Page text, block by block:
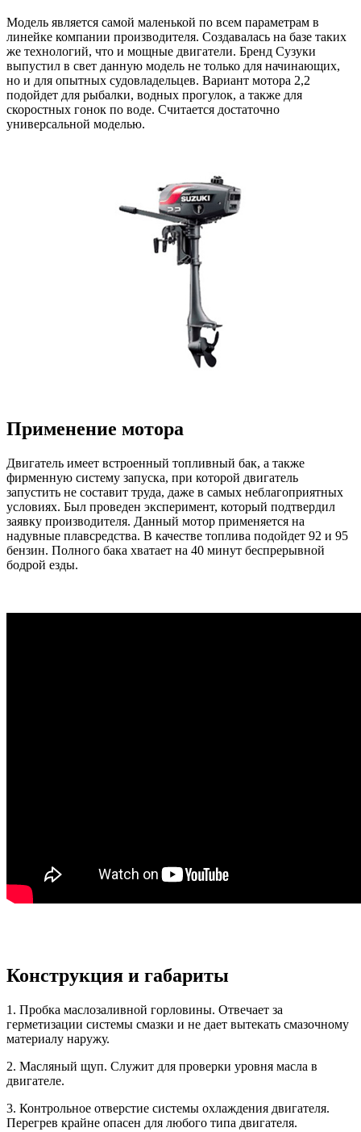
Модель является самой маленькой по всем параметрам в
линейке компании производителя. Создавалась на базе таких
же технологий, что и мощные двигатели. Бренд Сузуки
выпустил в свет данную модель не только для начинающих,
но и для опытных судовладельцев. Вариант мотора 2,2
подойдет для рыбалки, водных прогулок, а также для
скоростных гонок по воде. Считается достаточно
универсальной моделью.
Применение мотора
Двигатель имеет встроенный топливный бак, а также
фирменную систему запуска, при которой двигатель
запустить не составит труда, даже в самых неблагоприятных
условиях. Был проведен эксперимент, который подтвердил
заявку производителя. Данный мотор применяется на
надувные плавсредства. В качестве топлива подойдет 92 и 95
бензин. Полного бака хватает на 40 минут беспрерывной
бодрой езды.
Конструкция и габариты
1. Пробка маслозаливной горловины. Отвечает за
герметизации системы смазки и не дает вытекать смазочному
материалу наружу.
2. Масляный щуп. Служит для проверки уровня масла в
двигателе.
3. Контрольное отверстие системы охлаждения двигателя.
Перегрев крайне опасен для любого типа двигателя.